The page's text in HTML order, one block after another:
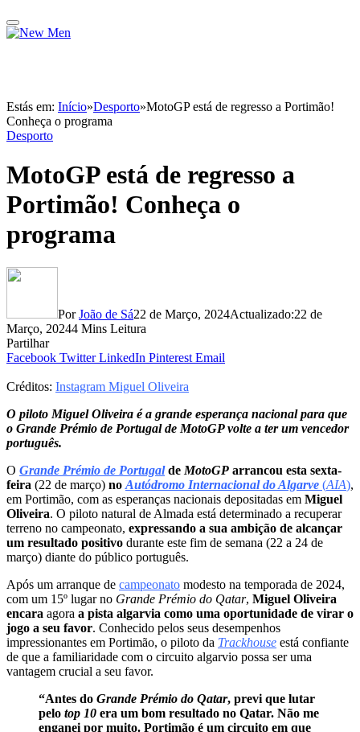
Estás em: Início»Desporto»MotoGP está de regresso a Portimão!
Conheça o programa
Desporto
MotoGP está de regresso a
Portimão! Conheça o
programa
Por João de Sá22 de Março, 2024Actualizado:22 de
Março, 20244 Mins Leitura
Partilhar
Facebook Twitter LinkedIn Pinterest Email
Créditos: Instagram Miguel Oliveira
O piloto Miguel Oliveira é a grande esperança nacional para que
o Grande Prémio de Portugal de MotoGP volte a ter um vencedor
português.
O Grande Prémio de Portugalde MotoGP arrancou esta sexta-
feira (22 de março) no Autódromo Internacional do Algarve (AIA),
em Portimão, com as esperanças nacionais depositadas em Miguel
Oliveira. O piloto natural de Almada está determinado a recuperar
terreno no campeonato, expressando a sua ambição de alcançar
um resultado positivo durante este fim de semana (22 a 24 de
março) diante do público português.
Após um arranque de campeonato modesto na temporada de 2024,
com um 15º lugar no Grande Prémio do Qatar, Miguel Oliveira
encara agora a pista algarvia como uma oportunidade de virar o
jogo a seu favor. Conhecido pelos seus desempenhos
impressionantes em Portimão, o piloto da Trackhouse está confiante
de que a familiaridade com o circuito algarvio possa ser uma
vantagem crucial a seu favor.
“Antes do Grande Prémio do Qatar, previ que lutar
pelo top 10 era um bom resultado no Qatar. Não me
enganei por muito. Portimão é um circuito em que